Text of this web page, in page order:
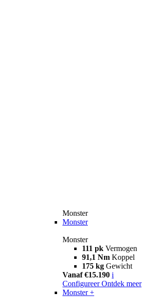
Monster
Monster
Monster
111 pk Vermogen
91,1 Nm Koppel
175 kg Gewicht
Vanaf €15.190 i
Configureer Ontdek meer
Monster +